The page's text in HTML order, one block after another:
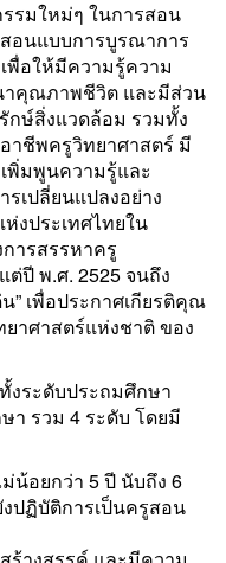
รมใหม่ๆ ในการสอน
อนแบบการบูรณาการ
พื่อให้มีความรู้ความ
าคุณภาพชีวิต และมีส่วน
ษ์สิ่งแวดล้อม รวมทั้ง
าชีพครูวิทยาศาสตร์ มี
พิ่มพูนความรู้และ
เปลี่ยนแปลงอย่าง
งประเทศไทยใน
ารสรรหาครู
ปี พ.ศ. 2525 จนถึง
” เพื่อประกาศเกียรติคุณ
าศาสตร์แห่งชาติ ของ
งระดับประถมศึกษา
รวม 4 ระดับ โดยมี
น้อยกว่า 5 ปี นับถึง 6
ปฏิบัติการเป็นครูสอน